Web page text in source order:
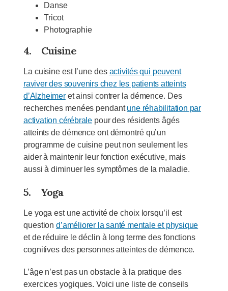
Danse
Tricot
Photographie
4. Cuisine
La cuisine est l’une des activités qui peuvent
raviver des souvenirs chez les patients atteints
d’Alzheimeret ainsi contrer la démence. Des
recherches menées pendantune réhabilitation par
activation cérébrale pour des résidents âgés
atteints de démence ont démontré qu’un
programme de cuisine peut non seulement les
aider à maintenir leur fonction exécutive, mais
aussi à diminuer les symptômes de la maladie.
5. Yoga
Le yoga est une activité de choix lorsqu’il est
questiond’améliorer la santé mentale et physique
et de réduire le déclin à long terme des fonctions
cognitives des personnes atteintes de démence.
L’âge n’est pas un obstacle à la pratique des
exercices yogiques. Voici une liste de conseils